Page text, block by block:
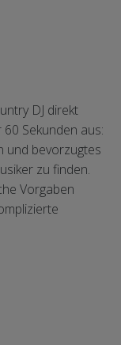
DJ direkt
Sekunden aus:
und bevorzugtes
zu finden.
Vorgaben